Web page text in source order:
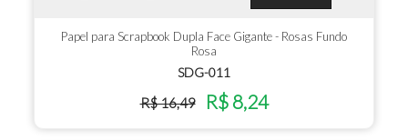
Papel para Scrapbook Dupla Face Gigante - Rosas Fundo
Rosa
SDG-011
R$ 16,49 R$ 8,24